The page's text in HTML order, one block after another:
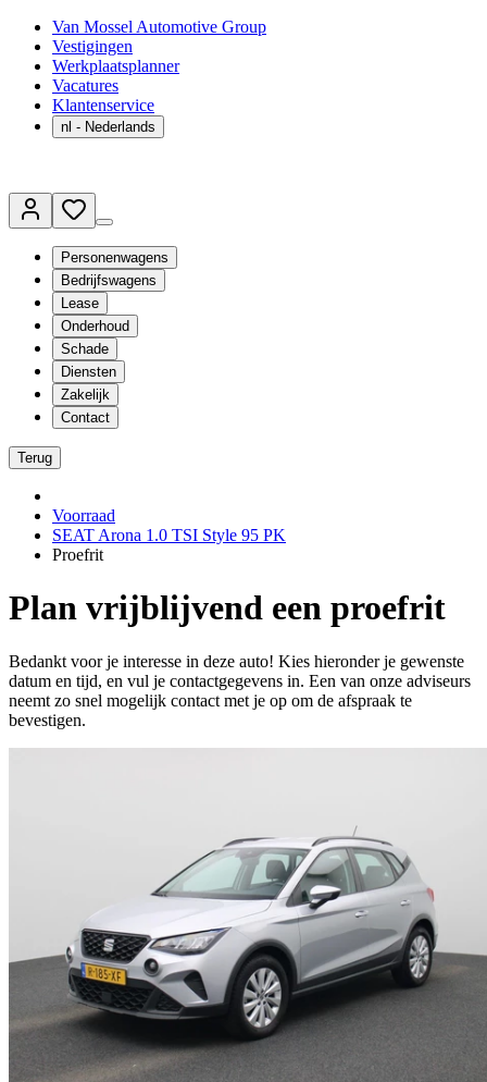
Van Mossel Automotive Group
Vestigingen
Werkplaatsplanner
Vacatures
Klantenservice
nl - Nederlands
Personenwagens
Bedrijfswagens
Lease
Onderhoud
Schade
Diensten
Zakelijk
Contact
Terug
Voorraad
SEAT Arona 1.0 TSI Style 95 PK
Proefrit
Plan vrijblijvend een proefrit
Bedankt voor je interesse in deze auto! Kies hieronder je gewenste
datum en tijd, en vul je contactgegevens in. Een van onze adviseurs
neemt zo snel mogelijk contact met je op om de afspraak te
bevestigen.